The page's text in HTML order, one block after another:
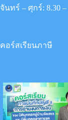
จันทร์ – ศุกร์: 8.30 –
คอร์สเรียนภาษี